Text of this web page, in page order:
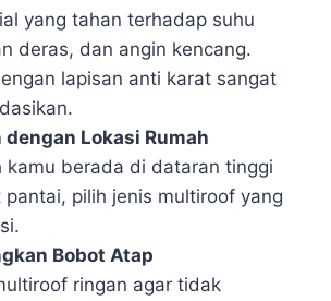
yang tahan terhadap suhu
deras, dan angin kencang.
lapisan anti karat sangat
dengan Lokasi Rumah
kamu berada di dataran tinggi
pilih jenis multiroof yang
Bobot Atap
ringan agar tidak